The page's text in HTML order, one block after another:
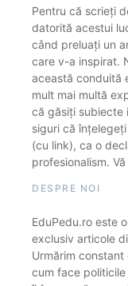
Pentru că scrieți
datorită acestui
când preluați un
care v-a inspirat.
această conduită
mult mai multă
că găsiți subiecte
siguri că
(cu link), ca o
profesionalism.
DESPRE NOI
EduPedu.ro este
exclusiv articole
Urmărim
cum face